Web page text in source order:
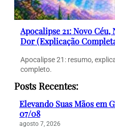
Apocalipse 21: Novo
Dor (Explicação
Apocalipse 21: resumo,
completo.
Posts Recentes:
Elevando Suas Mãos em
07/08
agosto 7, 2026